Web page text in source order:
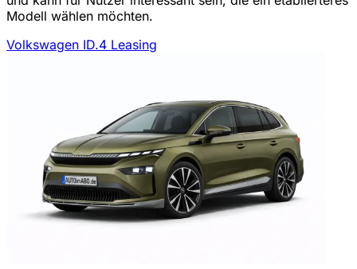
Modell wählen möchten.
Volkswagen ID.4 Leasing